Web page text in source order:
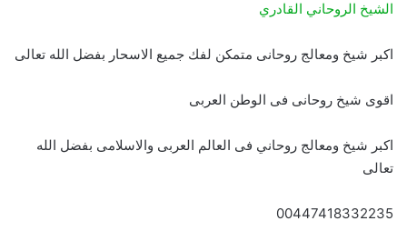
الشيخ الروحاني القادري
اكبر شيخ ومعالج روحانى متمكن لفك جميع الاسحار بفضل الله تعالى
اقوى شيخ روحانى فى الوطن العربى
اكبر شيخ ومعالج روحاني فى العالم العربى والاسلامى بفضل الله
تعالى
00447418332235